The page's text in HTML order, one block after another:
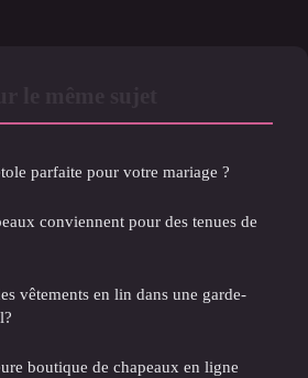
parfaite pour votre mariage ?
conviennent pour des tenues de
vêtements en lin dans une garde-
boutique de chapeaux en ligne